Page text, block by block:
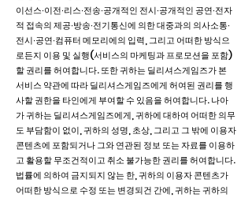
이선스∙이전∙리스∙전송∙공개적인 전시∙공개적인 공연∙전자
적 접속의 제공∙방송∙전기통신에 의한 대중과의 의사소통∙
전시∙공연∙컴퓨터 메모리에의 입력, 그리고 어떠한 방식으
로든지 이용 및 실행(서비스의 마케팅과 프로모션을 포함)
할 권리를 허여합니다. 또한 귀하는 딜리셔스게임즈가 본
서비스 약관에 따라 딜리셔스게임즈에게 허여된 권리를 행
사할 권한을 타인에게 부여할 수 있음을 허여합니다. 나아
가 귀하는 딜리셔스게임즈에게, 귀하에 대하여 어떠한 의무
도 부담함이 없이, 귀하의 성명, 초상, 그리고 그 밖에 이용자
콘텐츠에 포함되거나 그와 연관된 정보 또는 자료를 이용하
고 활용할 무조건적이고 취소 불가능한 권리를 허여합니다.
법률에 의하여 금지되지 않는 한, 귀하의 이용자 콘텐츠가
어떠한 방식으로 수정 또는 변경되건 간에, 귀하는 귀하의